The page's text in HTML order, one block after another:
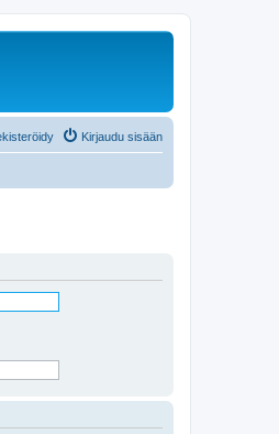
Kirjaudu sisään